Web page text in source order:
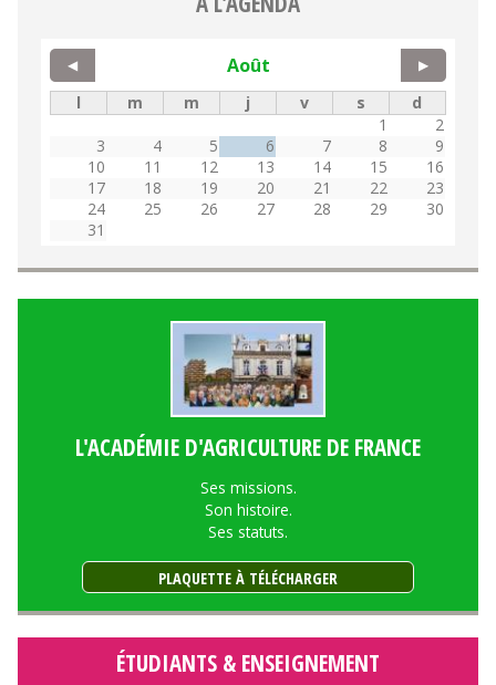
Août
◀ ▶
l m m j v s
d
1
2
3
4 5 6 7 8
9
10
11 12 13 14 15
16
17
18 19 20 21 22
23
24
25 26 27 28 29
30
31
L'ACADÉMIE D'AGRICULTURE DE FRANCE
Ses missions.
Son histoire.
Ses statuts.
PLAQUETTE À TÉLÉCHARGER
ÉTUDIANTS & ENSEIGNEMENT